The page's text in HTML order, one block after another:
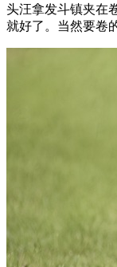
头汪拿发斗镇夹在
就好了。当然要卷